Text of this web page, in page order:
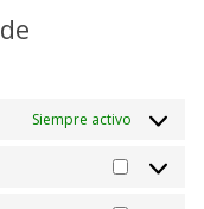
Siempre activo